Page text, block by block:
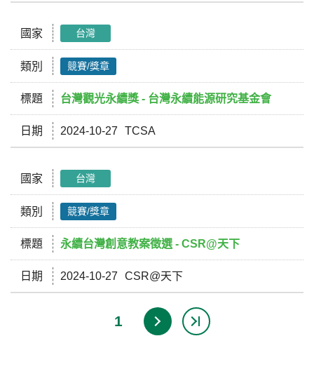
國家 台灣
類別 競賽/獎章
標題 台灣觀光永續獎 - 台灣永續能源研究基金會
日期 2024-10-27 TCSA
國家 台灣
類別 競賽/獎章
標題 永續台灣創意教案徵選 - CSR@天下
日期 2024-10-27 CSR@天下
1